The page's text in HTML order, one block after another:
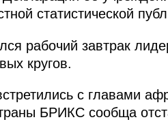
статистической
рабочий завтрак
кругов.
с главами
БРИКС сообща